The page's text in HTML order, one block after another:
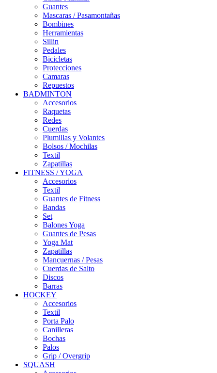
Guantes
Mascaras / Pasamontañas
Bombines
Herramientas
Sillin
Pedales
Bicicletas
Protecciones
Camaras
Repuestos
BADMINTON
Accesorios
Raquetas
Redes
Cuerdas
Plumillas y Volantes
Bolsos / Mochilas
Textil
Zapatillas
FITNESS / YOGA
Accesorios
Textil
Guantes de Fitness
Bandas
Set
Balones Yoga
Guantes de Pesas
Yoga Mat
Zapatillas
Mancuernas / Pesas
Cuerdas de Salto
Discos
Barras
HOCKEY
Accesorios
Textil
Porta Palo
Canilleras
Bochas
Palos
Grip / Overgrip
SQUASH